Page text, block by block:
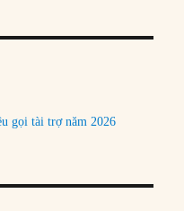
gọi tài trợ năm 2026